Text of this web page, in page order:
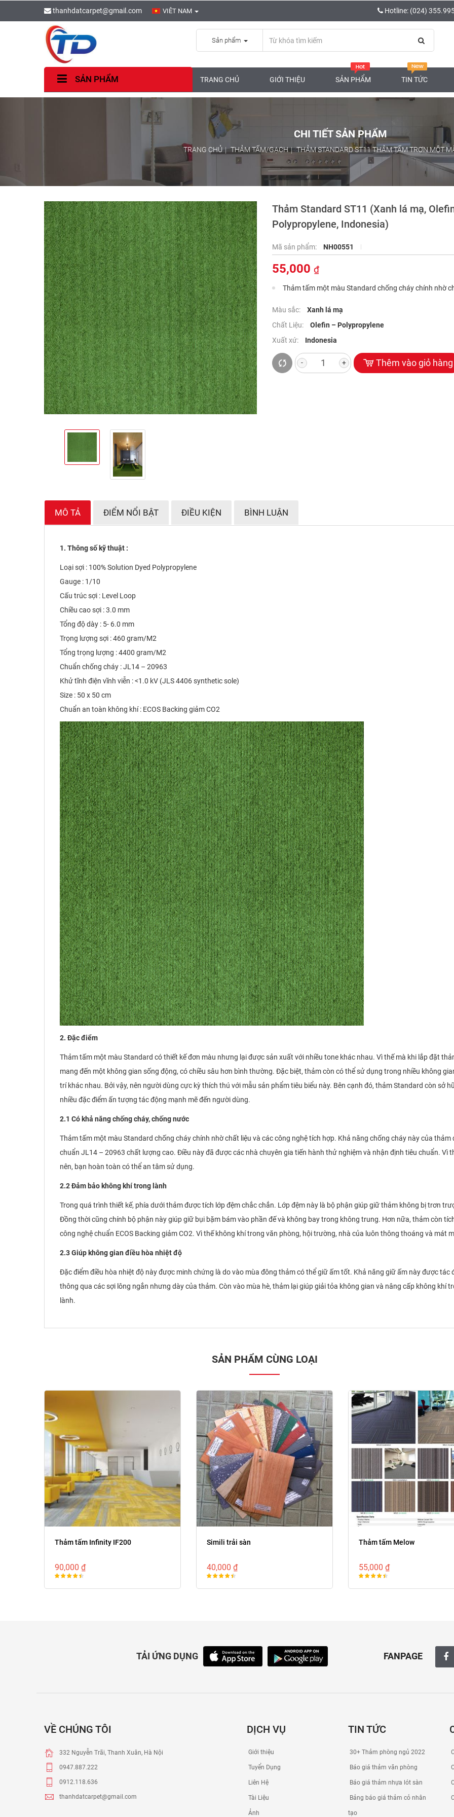
thanhdatcarpet@gmail.com VIÊT NAM Hotline: (024)
Sản phẩm
SẢN PHẨM TRANG CHỦ GIỚI THIỆU SẢN PHẨM TIN TỨC
CHI TIẾT SẢN PHẨM
TRANG CHỦ THẢM TẤM/GẠCH THẢM STANDARD ST11 THẢM TẤM TRƠN MỘT
Thảm Standard ST11 (Xanh lá mạ,
Polypropylene, Indonesia)
Mã sản phẩm: NH00551
55,000 ₫
Thảm tấm một màu Standard chống cháy chính nhờ
chuẩn JL14 – 20963 chất lượng cao.
Màu sắc:
Xanh lá mạ
Chất Liệu:
Olefin – Polypropylene
Xuất xứ:
Indonesia
- + Thêm vào giỏ hàng
MÔ TẢ ĐIỂM NỔI BẬT ĐIỀU KIỆN BÌNH LUẬN
1. Thông số kỹ thuật :
Loại sợi : 100% Solution Dyed Polypropylene
Gauge : 1/10
Cấu trúc sợi : Level Loop
Chiều cao sợi : 3.0 mm
Tổng độ dày : 5- 6.0 mm
Trọng lượng sợi : 460 gram/M2
Tổng trọng lượng : 4400 gram/M2
Chuẩn chống cháy : JL14 – 20963
Khử tĩnh điện vĩnh viễn : <1.0 kV (JLS 4406 synthetic sole)
Size : 50 x 50 cm
Chuẩn an toàn không khí : ECOS Backing giảm CO2
2. Đặc điểm
Thảm tấm một màu Standard có thiết kế đơn màu nhưng lại được sản xuất với nhiều tone khác nhau. Vì thế mà khi lắp đặt
mang đến một không gian sống động, có chiều sâu hơn bình thường. Đặc biệt, thảm còn có thể sử dụng trong nhiều không
trí khác nhau. Bởi vậy, nên người dùng cực kỳ thích thú với mẫu sản phẩm tiêu biểu này. Bên cạnh đó, thảm Standard còn sở
nhiều đặc điểm ấn tượng tác động mạnh mẽ đến người dùng.
2.1 Có khả năng chống cháy, chống nước
Thảm tấm một màu Standard chống cháy chính nhờ chất liệu và các công nghệ tích hợp. Khả năng chống cháy này của thảm
chuẩn JL14 – 20963 chất lượng cao. Điều này đã được các nhà chuyên gia tiến hành thử nghiệm và nhận định tiêu chuẩn. Vì
nên, bạn hoàn toàn có thể an tâm sử dụng.
2.2 Đảm bảo không khí trong lành
Trong quá trình thiết kế, phía dưới thảm được tích lớp đệm chắc chắn. Lớp đệm này là bộ phận giúp giữ thảm không bị trơn
Đồng thời cũng chính bộ phận này giúp giữ bụi bặm bám vào phần đế và không bay trong không trung. Hơn nữa, thảm còn
công nghệ chuẩn ECOS Backing giảm CO2. Vì thế không khí trong văn phòng, hội trường, nhà của luôn thông thoáng và mát
2.3 Giúp không gian điều hòa nhiệt độ
Đặc điểm điều hòa nhiệt độ này được minh chứng là do vào mùa đông thảm có thể giữ ấm tốt. Khả năng giữ ấm này được tác
thông qua các sợi lông ngắn nhưng dày của thảm. Còn vào mùa hè, thảm lại giúp giải tỏa không gian và nâng cấp không khí
lành.
SẢN PHẨM CÙNG LOẠI
Thảm tấm Infinity IF200
90,000 ₫
Simili trải sàn
40,000 ₫
Thảm tấm Melow
55,000 ₫
TẢI ỨNG DỤNG FANPAGE
VỀ CHÚNG TÔI
332 Nguyễn Trãi, Thanh Xuân, Hà Nội
0947.887.222
0912.118.636
thanhdatcarpet@gmail.com
DỊCH VỤ
Giới thiệu
Tuyển Dụng
Liên Hệ
Tài Liệu
Ảnh
TIN TỨC
30+ Thảm phòng ngủ 2022
Báo giá thảm văn phòng
Báo giá thảm nhựa lót sàn
Bảng báo giá thảm cỏ nhân
tạo